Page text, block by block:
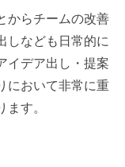
からチームの改善
しなども日常的に
イデア出し・提案
において非常に重
す。